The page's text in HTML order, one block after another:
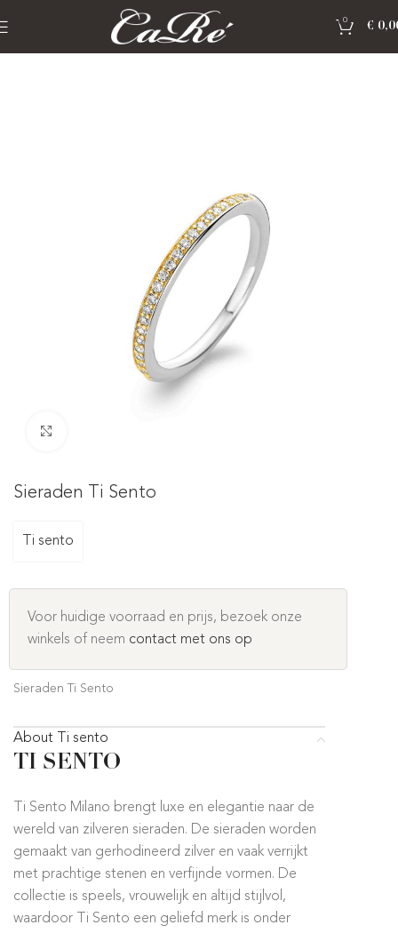
0
€
Sieraden Ti Sento
Sieraden Ti Sento
Ti sento
Voor huidige voorraad en prijs, bezoek onze
winkels of neem contact met ons op
Sieraden Ti Sento
About Ti sento
TI SENTO
Ti Sento Milano brengt luxe en elegantie naar de
wereld van zilveren sieraden. De sieraden worden
gemaakt van gerhodineerd zilver en vaak verrijkt
met prachtige stenen en verfijnde vormen. De
collectie is speels, vrouwelijk en altijd stijlvol,
waardoor Ti Sento een geliefd merk is onder